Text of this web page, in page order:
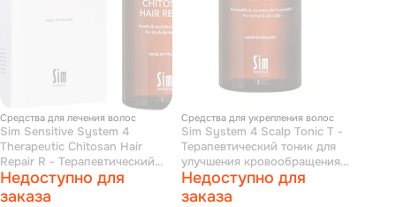
Средства для лечения волос
Sim Sensitive System 4
Therapeutic Chitosan Hair
Repair R - Терапевтический
спрей «R» для восстановления
всех типов волос 150 мл
Недоступно для
заказа
Средства для укрепления волос
Sim System 4 Scalp Tonic T -
Терапевтический тоник для
улучшения кровообращения
кожи головы и роста волос
150 мл
Недоступно для
заказа